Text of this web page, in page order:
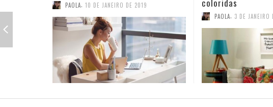
coloridas
PAOLA, 3 DE JANEIRO DE 2019
PAOLA, 26 DE